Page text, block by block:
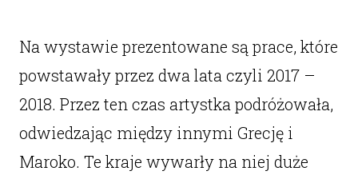
Na wystawie prezentowane są prace, które
powstawały przez dwa lata czyli 2017 –
2018. Przez ten czas artystka podróżowała,
odwiedzając między innymi Grecję i
Maroko. Te kraje wywarły na niej duże